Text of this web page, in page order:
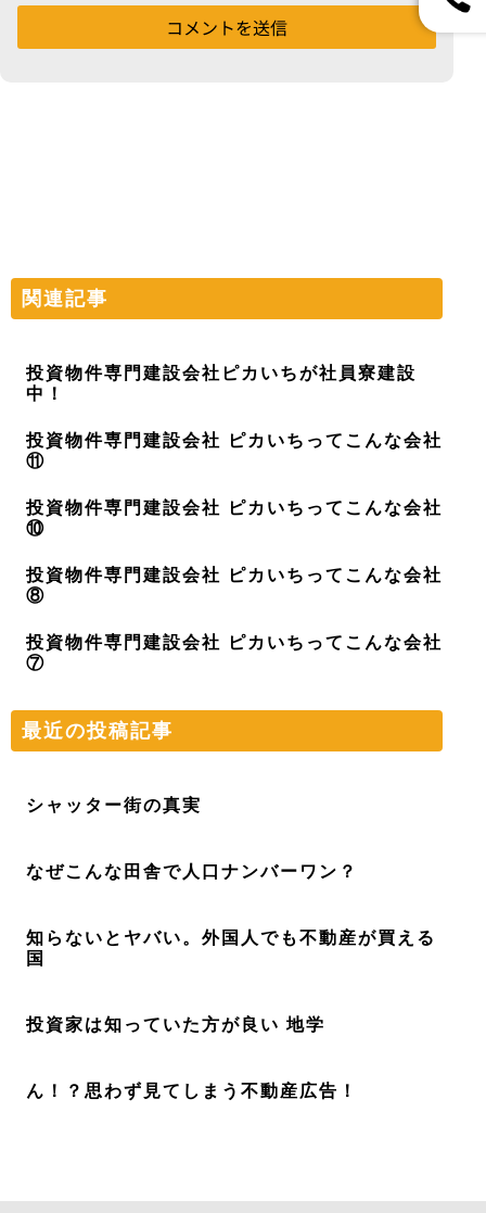
関連記事
投資物件専門建設会社ピカいちが社員寮建設
中！
投資物件専門建設会社 ピカいちってこんな会社
⑪
投資物件専門建設会社 ピカいちってこんな会社
⑩
投資物件専門建設会社 ピカいちってこんな会社
⑧
投資物件専門建設会社 ピカいちってこんな会社
⑦
最近の投稿記事
シャッター街の真実
なぜこんな田舎で人口ナンバーワン？
知らないとヤバい。外国人でも不動産が買える
国
投資家は知っていた方が良い 地学
ん！？思わず見てしまう不動産広告！